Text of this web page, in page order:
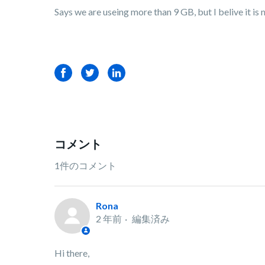
Says we are useing more than 9 GB, but I belive it is
FacebookTwitterLinkedIn
コメント
1件のコメント
Rona
2 年前
編集済み
Hi there,